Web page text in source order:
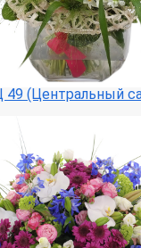
49 (Центральный